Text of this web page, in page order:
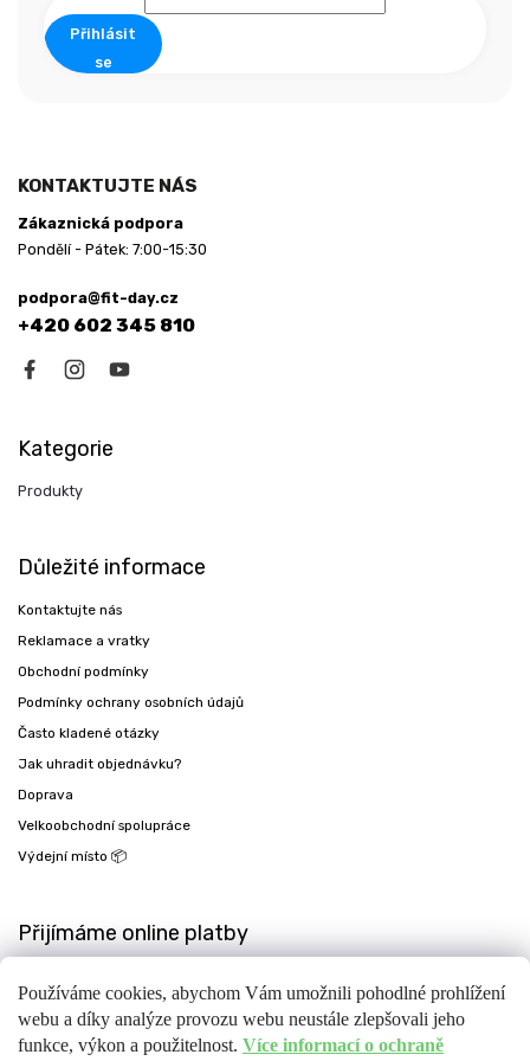
Používáme cookies, abychom Vám umožnili pohodlné prohlížení
webu a díky analýze provozu webu neustále zlepšovali jeho
funkce, výkon a použitelnost. Více informací o ochraně
Přihlásit
se
KONTAKTUJTE NÁS
Zákaznická podpora
Pondělí - Pátek: 7:00-15:30
podpora@fit-day.cz
+420 602 345 810
Kategorie
Produkty
Důležité informace
Kontaktujte nás
Reklamace a vratky
Obchodní podmínky
Podmínky ochrany osobních údajů
Často kladené otázky
Jak uhradit objednávku?
Doprava
Velkoobchodní spolupráce
Výdejní místo 📦
Přijímáme online platby